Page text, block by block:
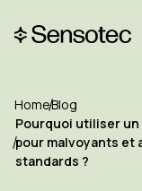
HomeBlog
Pourquoi utiliser
pour malvoyants et
standards ?